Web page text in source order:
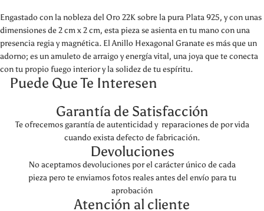
Engastado con la nobleza del Oro 22K sobre la pura Plata 925, y con unas
dimensiones de 2 cm x 2 cm, esta pieza se asienta en tu mano con una
presencia regia y magnética. El Anillo Hexagonal Granate es más que un
adorno; es un amuleto de arraigo y energía vital, una joya que te conecta
con tu propio fuego interior y la solidez de tu espíritu.
Puede Que Te Interesen
Garantía de Satisfacción
Te ofrecemos garantía de autenticidad y reparaciones de por vida
cuando exista defecto de fabricación.
Devoluciones
No aceptamos devoluciones por el carácter único de cada
pieza pero te enviamos fotos reales antes del envío para tu
aprobación
Atención al cliente